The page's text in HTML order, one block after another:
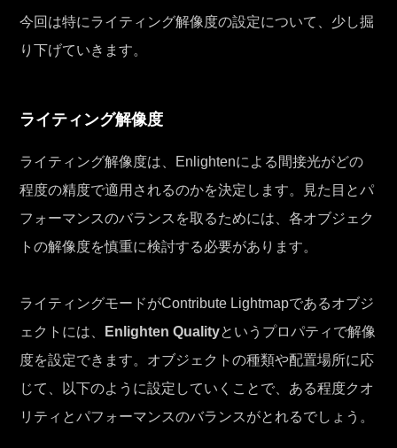
今回は特にライティング解像度の設定について、少し掘
り下げていきます。
ライティング解像度
ライティング解像度は、Enlightenによる間接光がどの
程度の精度で適用されるのかを決定します。見た目とパ
フォーマンスのバランスを取るためには、各オブジェク
トの解像度を慎重に検討する必要があります。
ライティングモードがContribute Lightmapであるオブジ
ェクトには、
Enlighten Qualityというプロパティで解像
度を設定できます。オブジェクトの種類や配置場所に応
じて、以下のように設定していくことで、ある程度クオ
リティとパフォーマンスのバランスがとれるでしょう。